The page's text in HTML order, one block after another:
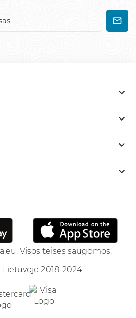




Visos teisės saugomos.
Lietuvoje 2018-2024